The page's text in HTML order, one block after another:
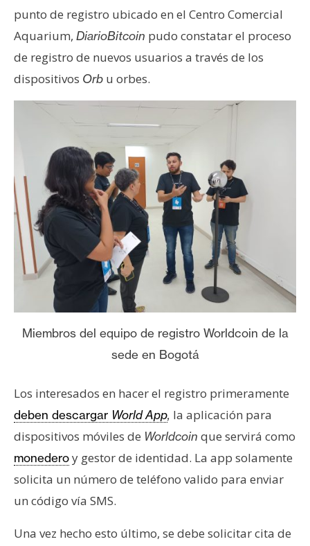
punto de registro ubicado en el Centro Comercial
Aquarium, DiarioBitcoin pudo constatar el proceso
de registro de nuevos usuarios a través de los
dispositivos Orb u orbes.
Miembros del equipo de registro Worldcoin de la
sede en Bogotá
Los interesados en hacer el registro primeramente
deben descargar World App, la aplicación para
dispositivos móviles de Worldcoin que servirá como
monederoy gestor de identidad. La app solamente
solicita un número de teléfono valido para enviar
un código vía SMS.
Una vez hecho esto último, se debe solicitar cita de